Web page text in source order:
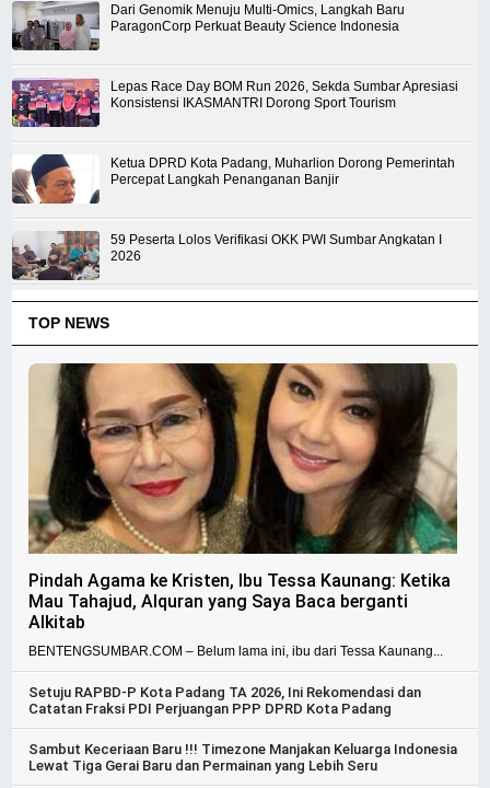
Dari Genomik Menuju Multi-Omics, Langkah Baru
ParagonCorp Perkuat Beauty Science Indonesia
Lepas Race Day BOM Run 2026, Sekda Sumbar Apresiasi
Konsistensi IKASMANTRI Dorong Sport Tourism
Ketua DPRD Kota Padang, Muharlion Dorong Pemerintah
Percepat Langkah Penanganan Banjir
59 Peserta Lolos Verifikasi OKK PWI Sumbar Angkatan I
2026
TOP NEWS
Pindah Agama ke Kristen, Ibu Tessa Kaunang: Ketika
Mau Tahajud, Alquran yang Saya Baca berganti
Alkitab
BENTENGSUMBAR.COM – Belum lama ini, ibu dari Tessa Kaunang...
Setuju RAPBD-P Kota Padang TA 2026, Ini Rekomendasi dan
Catatan Fraksi PDI Perjuangan PPP DPRD Kota Padang
Sambut Keceriaan Baru !!! Timezone Manjakan Keluarga Indonesia
Lewat Tiga Gerai Baru dan Permainan yang Lebih Seru